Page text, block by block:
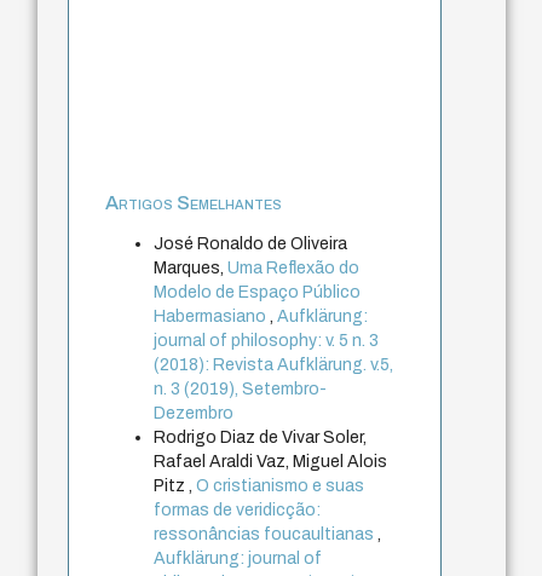
Artigos Semelhantes
José Ronaldo de Oliveira
Marques,Uma Reflexão do
Modelo de Espaço Público
Habermasiano
,Aufklärung:
journal of philosophy: v. 5 n. 3
(2018): Revista Aufklärung. v.5,
n. 3 (2019), Setembro-
Dezembro
Rodrigo Diaz de Vivar Soler,
Rafael Araldi Vaz, Miguel Alois
Pitz ,O cristianismo e suas
formas de veridicção:
ressonâncias foucaultianas
Aufklärung: journal of